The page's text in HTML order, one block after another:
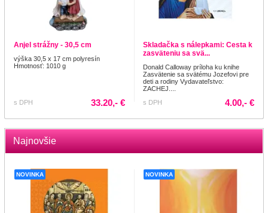
Anjel strážny - 30,5 cm
výška 30,5 x 17 cm polyresín
Hmotnosť: 1010 g
s DPH 33.20,- €
Skladačka s nálepkami: Cesta k
zasväteniu sa svä...
Donald Calloway príloha ku knihe
Zasvätenie sa svätému Jozefovi pre
deti a rodiny Vydavateľstvo:
ZACHEJ....
s DPH
4.00,- €
Najnovšie
NOVINKA NOVINKA